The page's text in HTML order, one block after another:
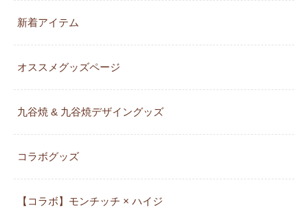
新着アイテム
オススメグッズページ
九谷焼 & 九谷焼デザイングッズ
コラボグッズ
【コラボ】モンチッチ × ハイジ